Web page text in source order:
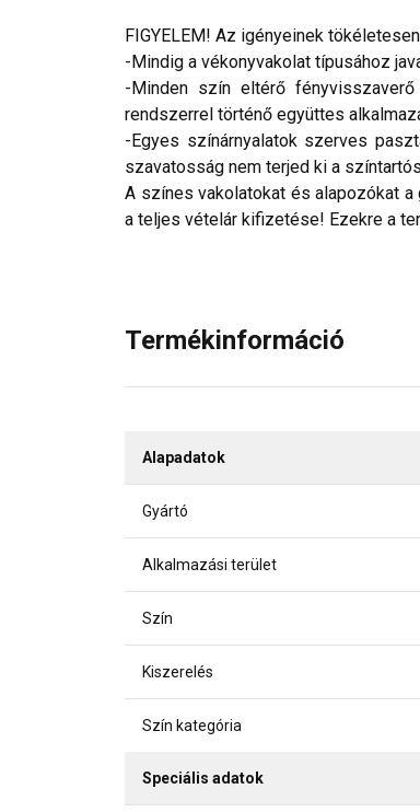
FIGYELEM! Az igényeinek
-Mindig a vékonyvakolat típusához
-Minden szín eltérő
rendszerrel történő együttes
-Egyes színárnyalatok szerves
szavatosság nem terjed ki a
A színes vakolatokat és alapozókat
a teljes vételár kifizetése! Ezekre a
Termékinformáció
Alapadatok
Gyártó
Alkalmazási terület
Szín
Kiszerelés
Szín kategória
Speciális adatok